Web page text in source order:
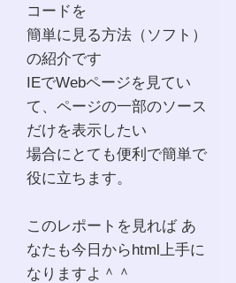
コードを
簡単に見る方法（ソフト）
の紹介です
IEでWebページを見てい
て、ページの一部のソース
だけを表示したい
場合にとても便利で簡単で
役に立ちます。
このレポートを見れば あ
なたも今日からhtml上手に
なりますよ＾＾